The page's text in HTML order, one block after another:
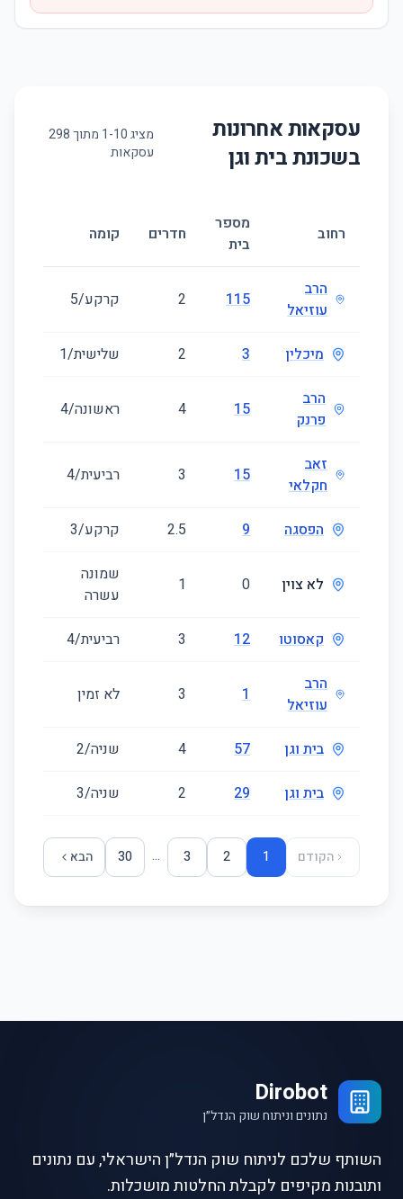
עסקאות אחרונות
בשכונתבית וגן
מציג 1-10 מתוך298
עסקאות
רחוב
מספר
בית
חדרים קומה
הרב
עוזיאל
115
2 קרקע/5
מיכלין 3
2 שלישית/1
הרב
פרנק
15
4 ראשונה/4
זאב
חקלאי
15
3 רביעית/4
הפסגה 9
2.5 קרקע/3
לא צוין 0
1
שמונה
עשרה
קאסוטו 12
3 רביעית/4
הרב
עוזיאל
1
3 לא זמין
בית וגן 57
4 שניה/2
בית וגן 29
2 שניה/3
הקודם 1
2
3
...
30 הבא
Dirobot
נתונים וניתוח שוק הנדל״ן
השותף שלכם לניתוח שוק הנדל״ן הישראלי, עם נתונים
ותובנות מקיפים לקבלת החלטות מושכלות.